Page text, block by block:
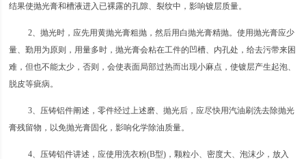
结果使抛光膏和槽液进入已裸露的孔隙、裂纹中，影响镀层质量。
2、抛光时，应先用黄抛光膏粗抛，然后用白抛光膏精抛。使用抛光膏应少
量、勤用为原则，用量多时，抛光膏会粘在工件的凹槽、内孔处，给去污带来困
难，但也不能太少，否则，会使表面局部过热而出现小麻点，使镀层产生起泡、
脱皮等疵病。
3、压铸铝件阐述，零件经过上述磨、抛光后，应尽快用汽油刷洗去除抛光
膏残留物，以免抛光膏固化，影响化学除油质量。
4、压铸铝件讲述，应使用洗衣粉(B型)，颗粒小、密度大、泡沫少，放入